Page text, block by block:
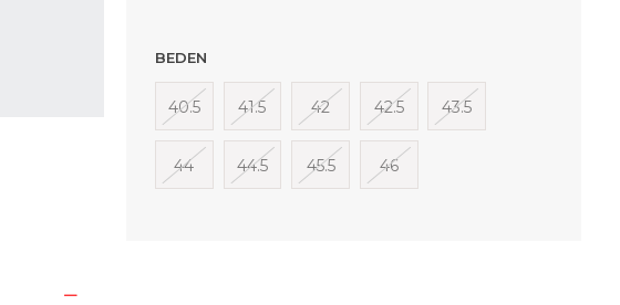
BEDEN
40.5 41.5 42 42.5 43.5
44 44.5 45.5 46